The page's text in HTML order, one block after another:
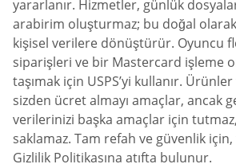
yararlanır. Hizmetler, günlük
arabirim oluşturmaz; bu doğal
kişisel verilere dönüştürür. Oyuncu
siparişleri ve bir Mastercard işleme
taşımak için USPS’yi kullanır.
sizden ücret almayı amaçlar, ancak
verilerinizi başka amaçlar için
saklamaz. Tam refah ve güvenlik
Gizlilik Politikasına atıfta bulunur.